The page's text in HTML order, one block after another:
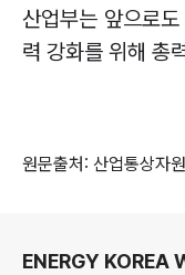
산업부는 앞으로
력 강화를 위해 총
원문출처: 산업통상자
ENERGY KOREA